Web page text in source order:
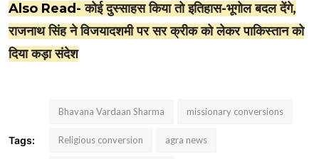
Also Read-कोई दुस्साहस किया तो इतिहास-भूगोल बदल देंगे,
राजनाथ सिंह ने विजयादशमी पर सर क्रीक को लेकर पाकिस्तान को
दिया कड़ा संदेश
Tags:
Bhavana Vardaan Sharma missionary conversions
Religious conversion agra news